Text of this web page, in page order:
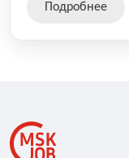
Подробнее